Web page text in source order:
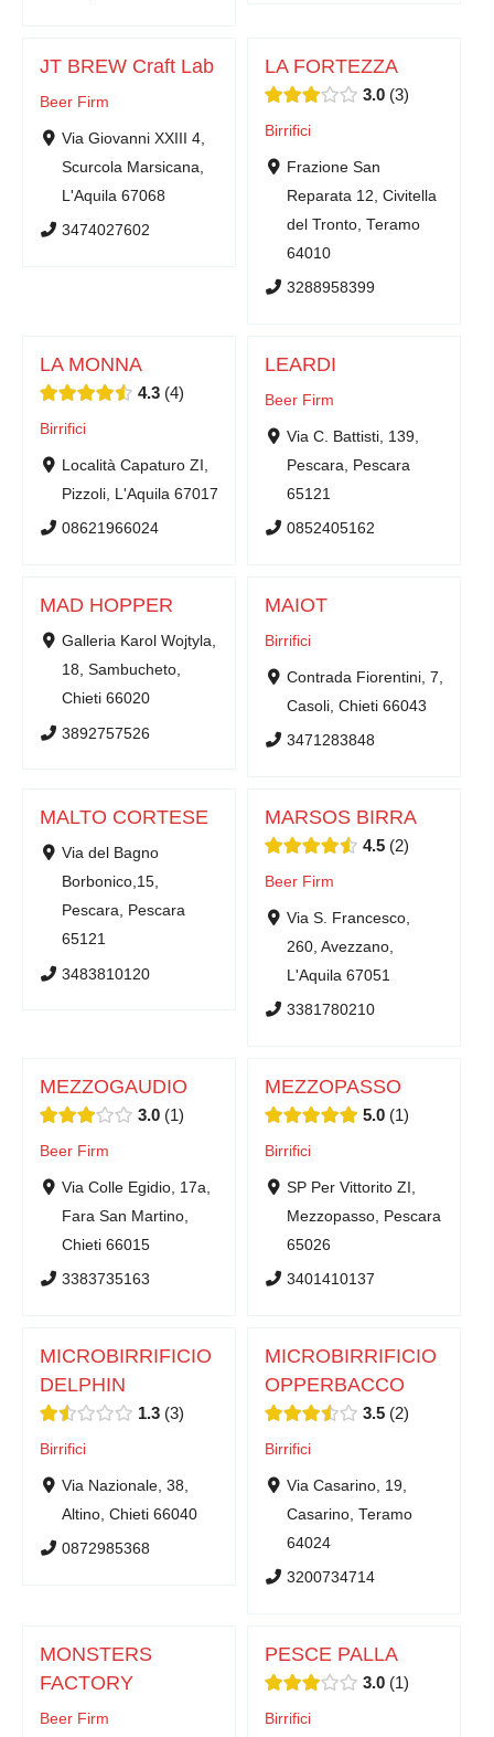
JT BREW Craft Lab
Beer Firm
Via Giovanni XXIII 4,
Scurcola Marsicana,
L'Aquila 67068
3474027602
LA FORTEZZA
3.0 3
Birrifici
Frazione San
Reparata 12, Civitella
del Tronto, Teramo
64010
3288958399
LA MONNA
4.3 4
Birrifici
Località Capaturo ZI,
Pizzoli, L'Aquila 67017
08621966024
LEARDI
Beer Firm
Via C. Battisti, 139,
Pescara, Pescara
65121
0852405162
MAD HOPPER
Galleria Karol Wojtyla,
18, Sambucheto,
Chieti 66020
3892757526
MAIOT
Birrifici
Contrada Fiorentini, 7,
Casoli, Chieti 66043
3471283848
MALTO CORTESE
Via del Bagno
Borbonico,15,
Pescara, Pescara
65121
3483810120
MARSOS BIRRA
4.5 2
Beer Firm
Via S. Francesco,
260, Avezzano,
L'Aquila 67051
3381780210
MEZZOGAUDIO
3.0 1
Beer Firm
Via Colle Egidio, 17a,
Fara San Martino,
Chieti 66015
3383735163
MEZZOPASSO
5.0 1
Birrifici
SP Per Vittorito ZI,
Mezzopasso, Pescara
65026
3401410137
MICROBIRRIFICIO
DELPHIN
1.3 3
Birrifici
Via Nazionale, 38,
Altino, Chieti 66040
0872985368
MICROBIRRIFICIO
OPPERBACCO
3.5 2
Birrifici
Via Casarino, 19,
Casarino, Teramo
64024
3200734714
MONSTERS
FACTORY
Beer Firm
PESCE PALLA
3.0 1
Birrifici